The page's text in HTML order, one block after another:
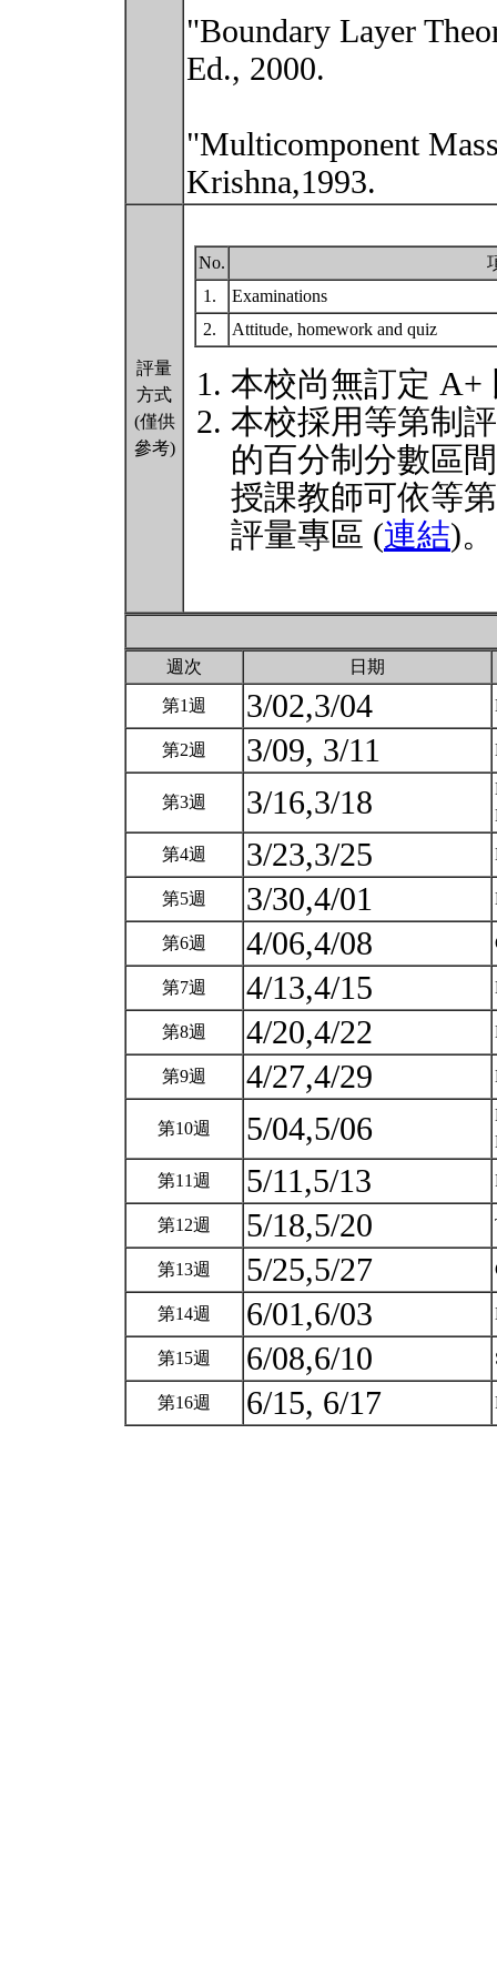
"Boundary Layer
Ed., 2000.
"Multicomponent
Krishna,1993.
評量
方式
(僅供
參考)
No.
1.
Examinations
2.
Attitude, homework and quiz
本校尚無訂定 A+
本校採用等第制
的百分制分數區
授課教師可依等
評量專區 (連結)。
週次 日期
第1週 3/02,3/04
第2週 3/09, 3/11
第3週 3/16,3/18
第4週 3/23,3/25
第5週 3/30,4/01
第6週 4/06,4/08
第7週 4/13,4/15
第8週 4/20,4/22
第9週 4/27,4/29
第10週 5/04,5/06
第11週 5/11,5/13
第12週 5/18,5/20
第13週 5/25,5/27
第14週 6/01,6/03
第15週 6/08,6/10
第16週 6/15, 6/17